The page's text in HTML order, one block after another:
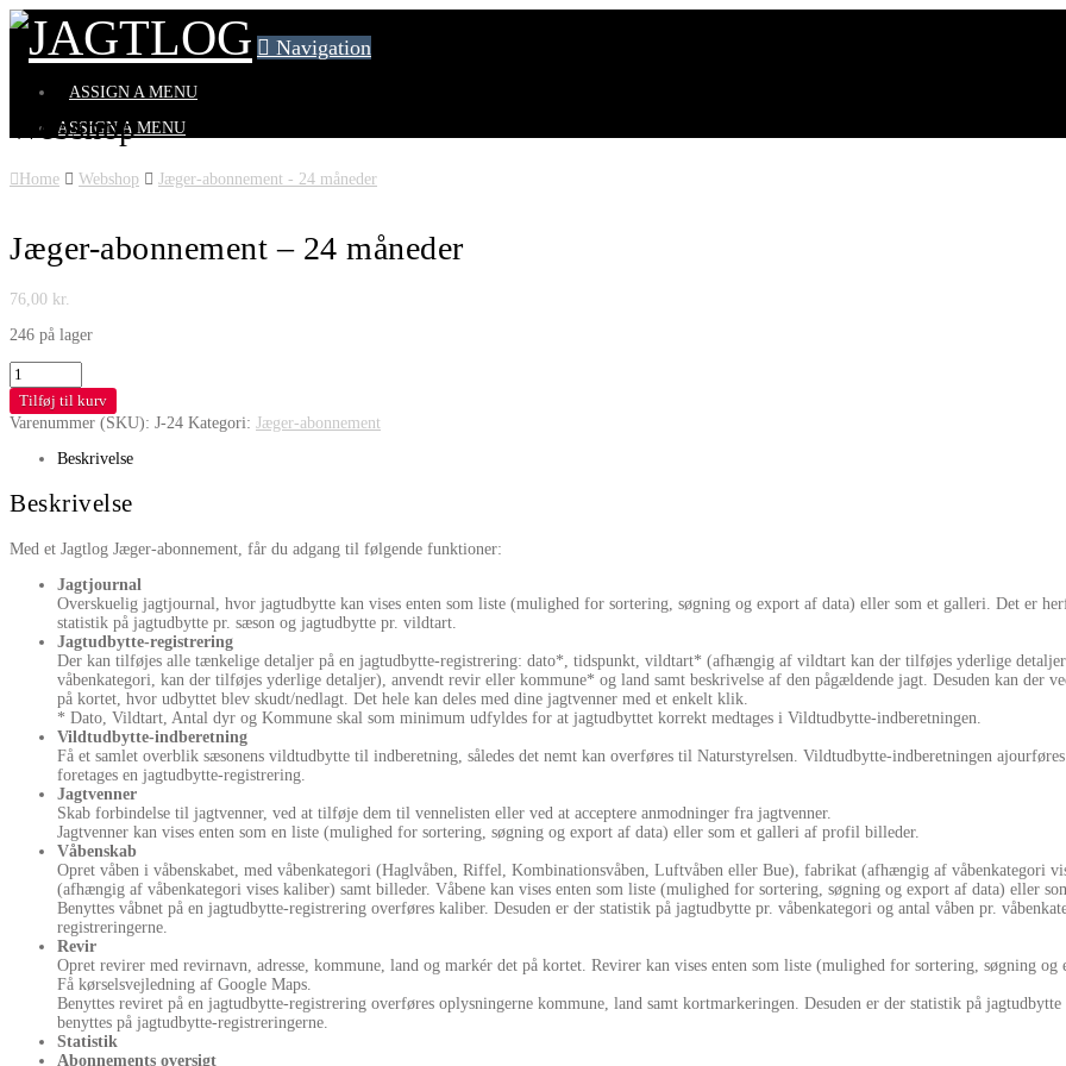
Navigation
ASSIGN A MENU
ASSIGN A MENU
Webshop
Home Webshop Jæger-abonnement - 24 måneder
Jæger-abonnement – 24 måneder
76,00 kr.
246 på lager
Jæger-
abonnement
-
24
antal
Tilføj til kurv
Varenummer (SKU): J-24 Kategori: Jæger-abonnement
Beskrivelse
Beskrivelse
Med et Jagtlog Jæger-abonnement, får du adgang til følgende funktioner:
Jagtjournal
Overskuelig jagtjournal, hvor jagtudbytte kan vises enten som liste (mulighed for sortering, søgning og export af data) eller som et galleri. Det er
statistik på jagtudbytte pr. sæson og jagtudbytte pr. vildtart.
Jagtudbytte-registrering
Der kan tilføjes alle tænkelige detaljer på en jagtudbytte-registrering: dato*, tidspunkt, vildtart* (afhængig af vildtart kan der tilføjes yderlige
våbenkategori, kan der tilføjes yderlige detaljer), anvendt revir eller kommune* og land samt beskrivelse af den pågældende jagt. Desuden kan der
på kortet, hvor udbyttet blev skudt/nedlagt. Det hele kan deles med dine jagtvenner med et enkelt klik.
* Dato, Vildtart, Antal dyr og Kommune skal som minimum udfyldes for at jagtudbyttet korrekt medtages i Vildtudbytte-indberetningen.
Vildtudbytte-indberetning
Få et samlet overblik sæsonens vildtudbytte til indberetning, således det nemt kan overføres til Naturstyrelsen. Vildtudbytte-indberetningen
foretages en jagtudbytte-registrering.
Jagtvenner
Skab forbindelse til jagtvenner, ved at tilføje dem til vennelisten eller ved at acceptere anmodninger fra jagtvenner.
Jagtvenner kan vises enten som en liste (mulighed for sortering, søgning og export af data) eller som et galleri af profil billeder.
Våbenskab
Opret våben i våbenskabet, med våbenkategori (Haglvåben, Riffel, Kombinationsvåben, Luftvåben eller Bue), fabrikat (afhængig af våbenkategori
(afhængig af våbenkategori vises kaliber) samt billeder. Våbene kan vises enten som liste (mulighed for sortering, søgning og export af data) eller
Benyttes våbnet på en jagtudbytte-registrering overføres kaliber. Desuden er der statistik på jagtudbytte pr. våbenkategori og antal våben pr.
registreringerne.
Revir
Opret revirer med revirnavn, adresse, kommune, land og markér det på kortet. Revirer kan vises enten som liste (mulighed for sortering, søgning
Få kørselsvejledning af Google Maps.
Benyttes reviret på en jagtudbytte-registrering overføres oplysningerne kommune, land samt kortmarkeringen. Desuden er der statistik på
benyttes på jagtudbytte-registreringerne.
Statistik
Abonnements oversigt